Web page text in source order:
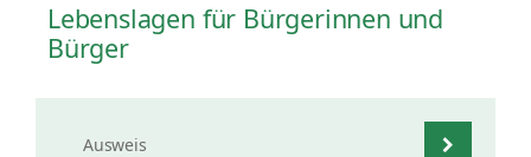
Lebenslagen für Bürgerinnen und
Bürger
Ausweis